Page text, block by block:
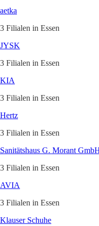
aetka
3 Filialen in Essen
JYSK
3 Filialen in Essen
KIA
3 Filialen in Essen
Hertz
3 Filialen in Essen
Sanitätshaus G. Morant
3 Filialen in Essen
AVIA
3 Filialen in Essen
Klauser Schuhe